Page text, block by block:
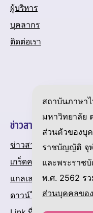
ผู้บริหาร
บุคลากร
ติดต่อเรา
ข่าวสารและความเคลื่อน
ข่าวสาร
เกร็ดความรู้เกี่ยวกับภา
แกลเลอรี
ดาวน์โหลด
สถาบันภาษา
มหาวิทยาลัย
ส่วนตัวของบุ
ราชบัญญัติ จุ
และพระราช
พ.ศ. 2562 ร
ส่วนบุคคลขอ